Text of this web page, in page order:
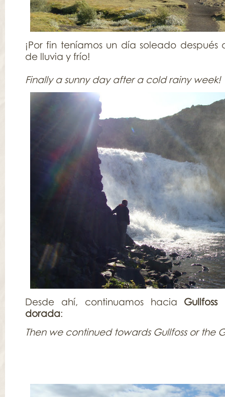
¡Por fin teníamos un día soleado después
de lluvia y frío!
Finally a sunny day after a cold rainy week!
Desde ahí, continuamos hacia
dorada:
Then we continued towards Gullfoss or the